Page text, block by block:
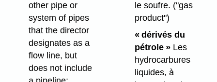
other pipe or
system of pipes
that the director
designates as a
flow line, but
does not include
le soufre. ("gas
product")
« dérivés du
pétrole »Les
hydrocarbures
liquides, à